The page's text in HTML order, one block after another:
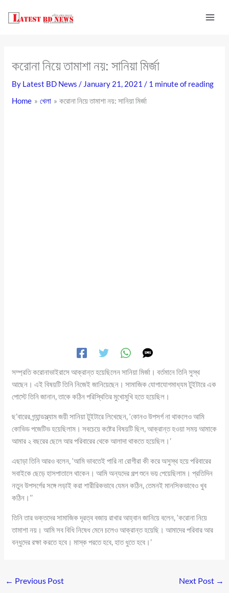
করোনা নিয়ে তামাশা নয়: সানিয়া মির্জা
By Latest BD News/ January 21, 2021/ 1 minute of reading
Home
খেলা করোনা নিয়ে তামাশা নয়: সানিয়া মির্জা
সম্প্রতি করোনাভাইরাসে আক্রান্ত হয়েছিলেন সানিয়া মির্জা। বর্তমানে তিনি সুস্থ
আছেন। এই বিষয়টি তিনি নিজেই জানিয়েছেন। সামাজিক যোগাযোগমাধ্যম টুইটারে এক
পোস্টে তিনি জানান, তাকে কঠিন পরিস্থিতির মুখোমুখি হতে হয়েছিল।
ছ’বারের গ্র্যান্ডস্ল্যাম জয়ী সানিয়া টুইটারে লিখেছেন, ‘কোনও উপসর্গ না থাকলেও আমি
কোভিড পজেটিভ হয়েছিলাম। সবচেয়ে কষ্টের বিষয়টি ছিল, আক্রান্ত হওয়া সময় আমাকে
আমার ২ বছরের ছেলে আর পরিবারের থেকে আলাদা থাকতে হয়েছিল।’
এছাড়া তিনি আরও বলেন, ‘আমি ভাবতেই পারি না রোগীরা কী করে অসুস্থ হয়ে পরিবারের
সবাইকে ছেড়ে হাসপাতালে থাকেন। আমি অন্যদের গল্প শুনে ভয় পেয়েছিলাম। প্রতিদিন
নতুন উপসর্গের সঙ্গে লড়াই করা শারীরিকভাবে যেমন কঠিন, তেমনই মানসিকভাবেও খুব
কঠিন।’’
তিনি তার ভক্তদের সামাজিক দূরত্ব বজায় রাখার আহ্বান জানিয়ে বলেন, ‘করোনা নিয়ে
তামাশা নয়। আমি সব বিধি নিষেধ মেনে চলেও আক্রান্ত হয়েছি। আমাদের পরিবার আর
বন্ধুদের রক্ষা করতে হবে। মাস্ক পরতে হবে, হাত ধুতে হবে।’
← Previous Post Next Post →